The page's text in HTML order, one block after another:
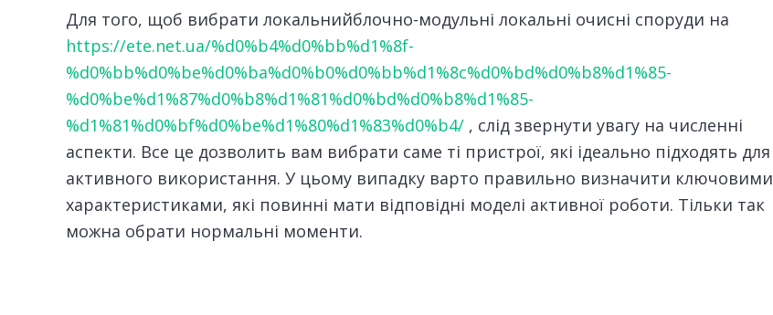
Для того, щоб вибрати локальнийблочно-модульні локальні очисні споруди на
https://ete.net.ua/%d0%b4%d0%bb%d1%8f-
%d0%bb%d0%be%d0%ba%d0%b0%d0%bb%d1%8c%d0%bd%d0%b8%d1%85-
%d0%be%d1%87%d0%b8%d1%81%d0%bd%d0%b8%d1%85-
%d1%81%d0%bf%d0%be%d1%80%d1%83%d0%b4/ , слід звернути увагу на численні
аспекти. Все це дозволить вам вибрати саме ті пристрої, які ідеально підходять для
активного використання. У цьому випадку варто правильно визначити ключовими
характеристиками, які повинні мати відповідні моделі активної роботи. Тільки так
можна обрати нормальні моменти.